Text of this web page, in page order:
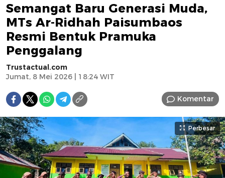
Semangat Baru Generasi Muda,
MTs Ar-Ridhah Paisumbaos
Resmi Bentuk Pramuka
Penggalang
Trustactual.com
Jumat, 8 Mei 2026 | 18:24 WIT
Komentar
Perbesar